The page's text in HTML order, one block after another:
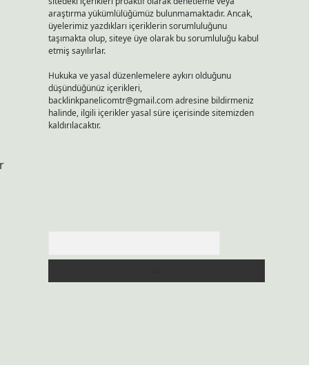
araştırma yükümlülüğümüz bulunmamaktadır. Ancak,
üyelerimiz yazdıkları içeriklerin sorumluluğunu
taşımakta olup, siteye üye olarak bu sorumluluğu kabul
etmiş sayılırlar.
Hukuka ve yasal düzenlemelere aykırı olduğunu
düşündüğünüz içerikleri,
backlinkpanelicomtr@gmail.comadresine bildirmeniz
halinde, ilgili içerikler yasal süre içerisinde sitemizden
kaldırılacaktır.